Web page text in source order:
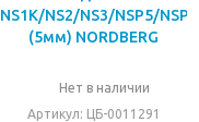
NS1K/NS2/NS3/NSP5/NSP50
(5мм) NORDBERG
Нет в наличии
Артикул: ЦБ-0011291